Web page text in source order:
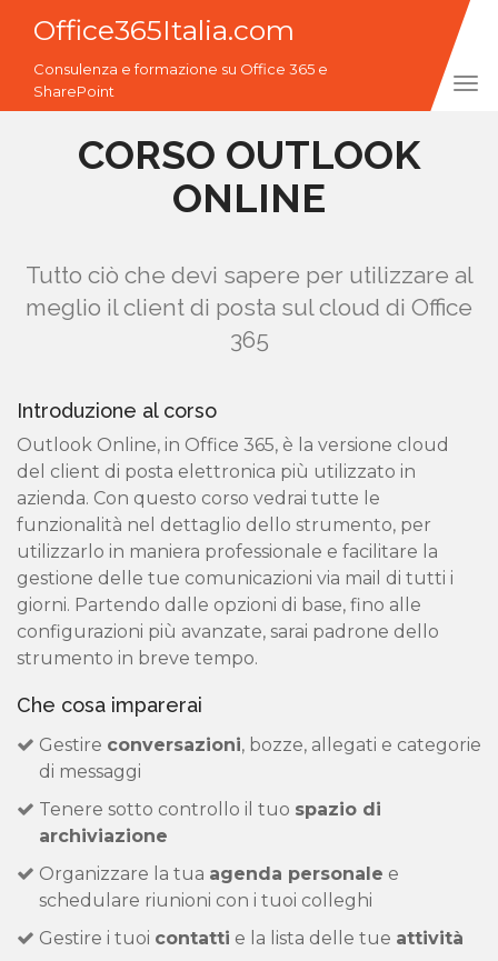
Office365Italia.com
Consulenza e formazione su Office 365 e
SharePoint
CORSO OUTLOOK
ONLINE
Tutto ciò che devi sapere per utilizzare al
meglio il client di posta sul cloud di Office
365
Introduzione al corso
Outlook Online, in Office 365, è la versione cloud
del client di posta elettronica più utilizzato in
azienda. Con questo corso vedrai tutte le
funzionalità nel dettaglio dello strumento, per
utilizzarlo in maniera professionale e facilitare la
gestione delle tue comunicazioni via mail di tutti i
giorni. Partendo dalle opzioni di base, fino alle
configurazioni più avanzate, sarai padrone dello
strumento in breve tempo.
Che cosa imparerai
Gestire conversazioni, bozze, allegati e categorie
di messaggi
Tenere sotto controllo il tuo spazio di
archiviazione
Organizzare la tua agenda personale e
schedulare riunioni con i tuoi colleghi
Gestire i tuoi contatti e la lista delle tue attività